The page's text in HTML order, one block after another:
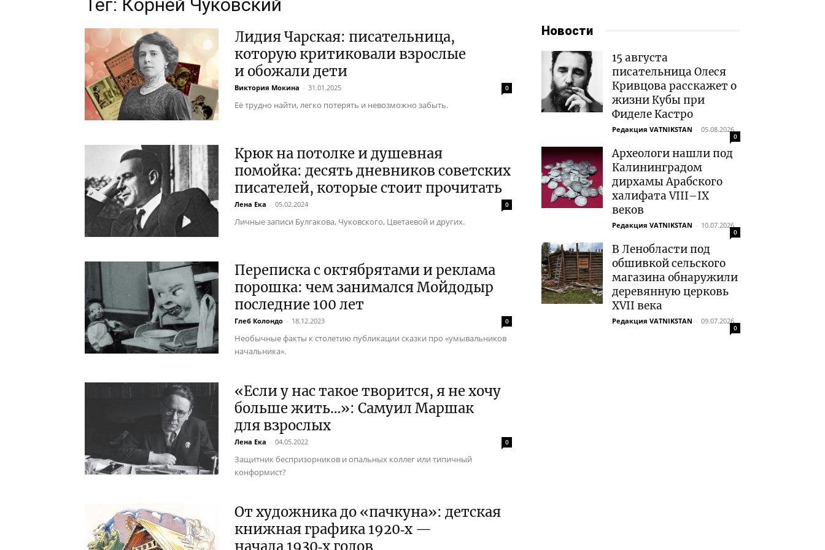
Тег: Корней Чуковский
Лидия Чарская: писательница,
которую критиковали взрослые
и обожали дети
Виктория Мокина - 31.01.2025 0
Её трудно найти, легко потерять и невозможно забыть.
Крюк на потолке и душевная
помойка: десять дневников советских
писателей, которые стоит прочитать
Лена Ека - 05.02.2024 0
Личные записи Булгакова, Чуковского, Цветаевой и других.
Переписка с октябрятами и реклама
порошка: чем занимался Мойдодыр
последние 100 лет
Глеб Колондо - 18.12.2023 0
Необычные факты к столетию публикации сказки про «умывальников
начальника».
«Если у нас такое творится, я не хочу
больше жить…»: Самуил Маршак
для взрослых
Лена Ека - 04.05.2022 0
Защитник беспризорников и опальных коллег или типичный
конформист?
От художника до «пачкуна»: детская
книжная графика 1920‑х —
начала 1930‑х годов
Новости
15 августа
писательница Олеся
Кривцова расскажет о
жизни Кубы при
Фиделе Кастро
Редакция VATNIKSTAN - 05.08.2026
0
Археологи нашли под
Калининградом
дирхамы Арабского
халифата VIII–IX
веков
Редакция VATNIKSTAN - 10.07.2026
0
В Ленобласти под
обшивкой сельского
магазина обнаружили
деревянную церковь
XVII века
Редакция VATNIKSTAN - 09.07.2026
0